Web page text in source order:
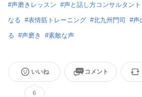
#声磨きレッスン #声と話し方コンサルタント
なる #表情筋トレーニング #北九州門司 #声
る #声磨き #素敵な声
いいね
6
コメント